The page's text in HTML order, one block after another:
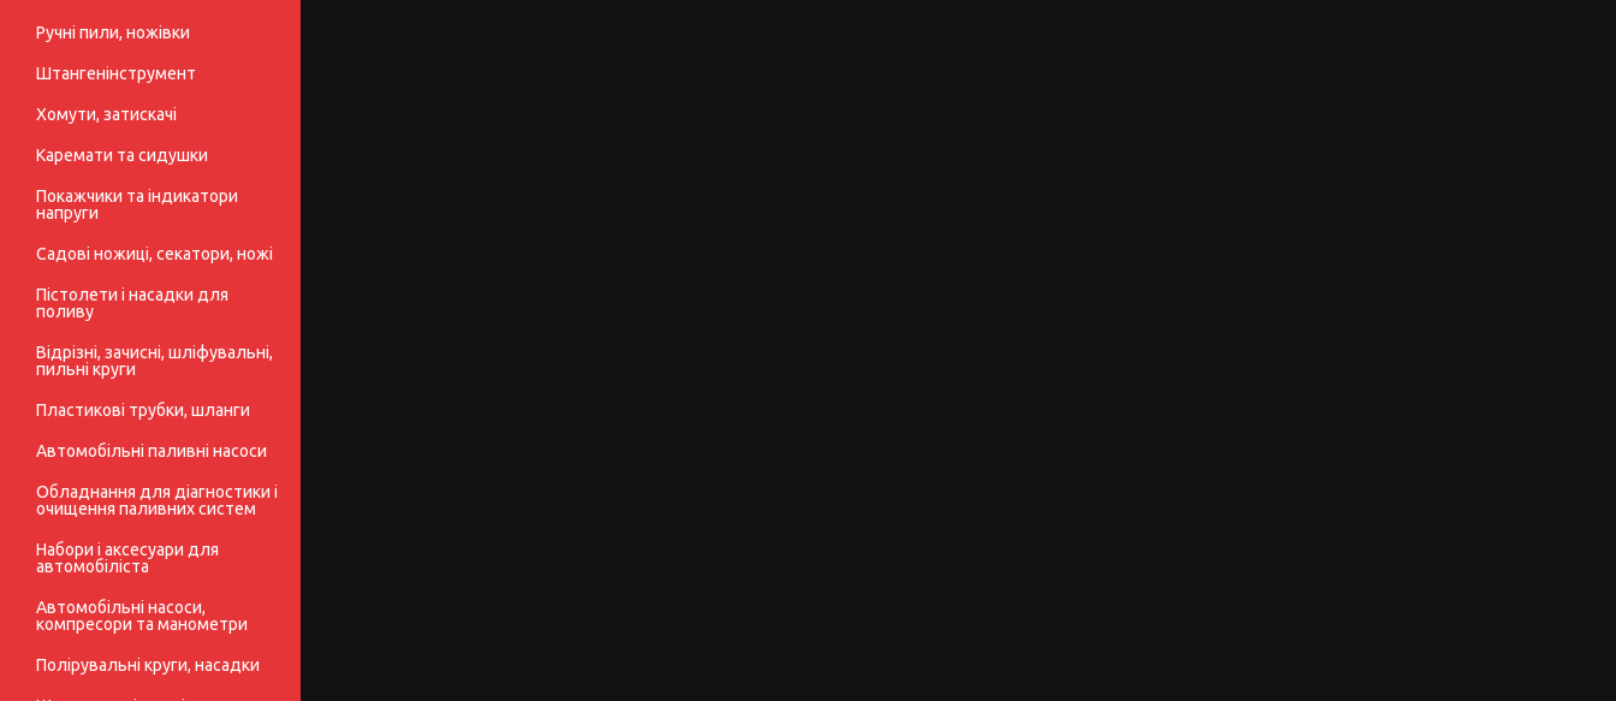
Ручні пили, ножівки
Штангенінструмент
Хомути, затискачі
Каремати та сидушки
Покажчики та індикатори
напруги
Садові ножиці, секатори, ножі
Пістолети і насадки для
поливу
Відрізні, зачисні, шліфувальні,
пильні круги
Пластикові трубки, шланги
Автомобільні паливні насоси
Обладнання для діагностики і
очищення паливних систем
Набори і аксесуари для
автомобіліста
Автомобільні насоси,
компресори та манометри
Полірувальні круги, насадки